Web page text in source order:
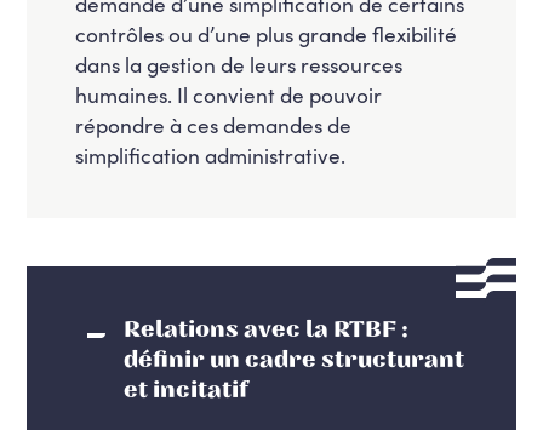
contrôles ou d’une plus grande flexibilité
dans la gestion de leurs ressources
humaines. Il convient de pouvoir
répondre à ces demandes de
simplification administrative.
Relations avec la RTBF :
définir un cadre structurant
et incitatif